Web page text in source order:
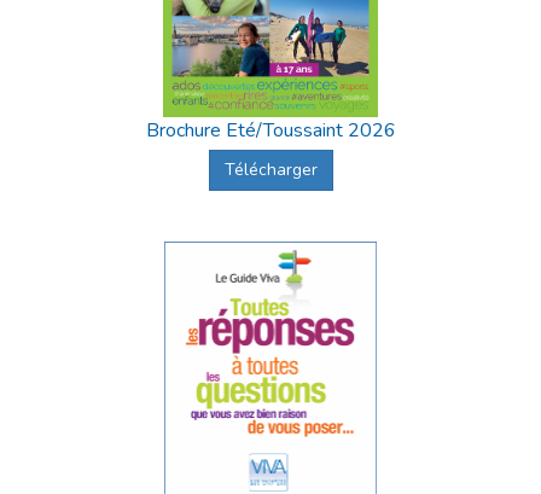
Brochure Eté/Toussaint 2026
Télécharger